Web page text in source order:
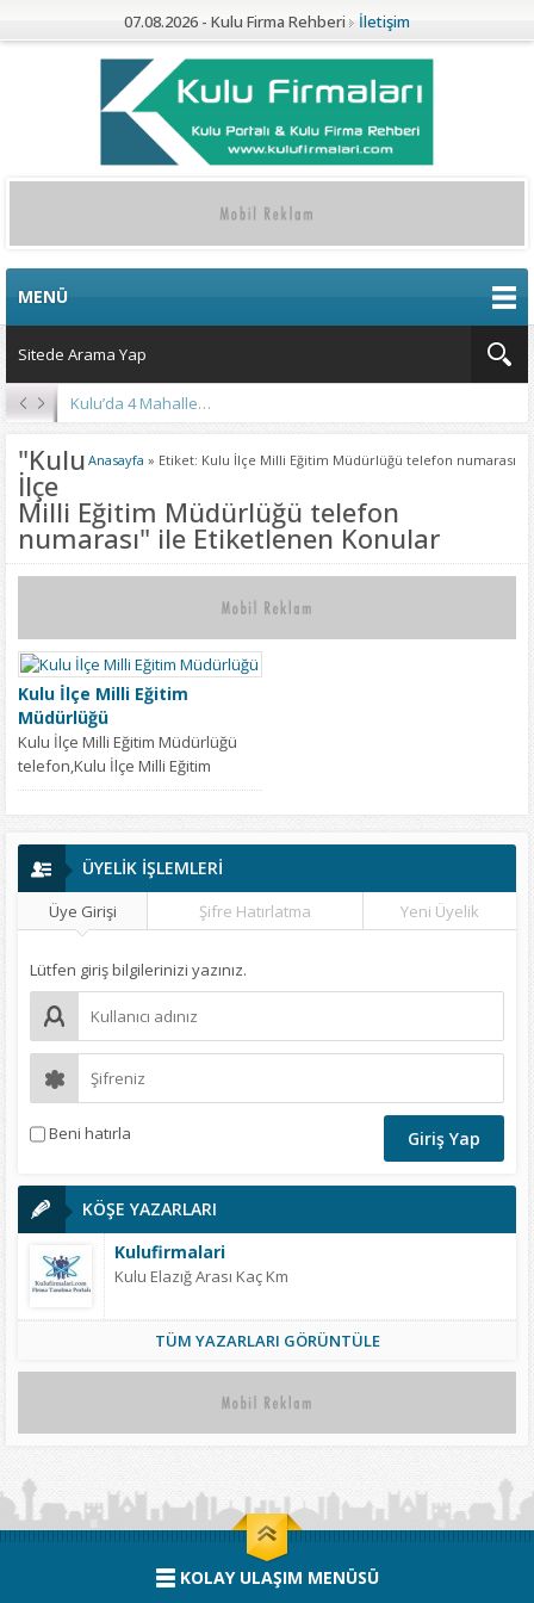
07.08.2026 - Kulu Firma Rehberi İletişim
MENÜ
Kulu’da 4 Mahalleye Yangın Söndürme Tankeri
Anasayfa » Etiket: Kulu İlçe Milli Eğitim Müdürlüğü telefon numarası
"Kulu
İlçe
Milli Eğitim Müdürlüğü telefon
numarası" ile Etiketlenen Konular
Kulu İlçe Milli Eğitim
Müdürlüğü
Kulu İlçe Milli Eğitim Müdürlüğü
telefon,Kulu İlçe Milli Eğitim
Müdürlüğü iletişim,Kulu İlçe Milli
Eğitim Müdürlüğü...
ÜYELİK İŞLEMLERİ
Üye Girişi Şifre Hatırlatma Yeni Üyelik
Lütfen giriş bilgilerinizi yazınız.
Beni hatırla
KÖŞE YAZARLARI
Kulufirmalari
Kulu Elazığ Arası Kaç Km
TÜM YAZARLARI GÖRÜNTÜLE
KOLAY ULAŞIM MENÜSÜ